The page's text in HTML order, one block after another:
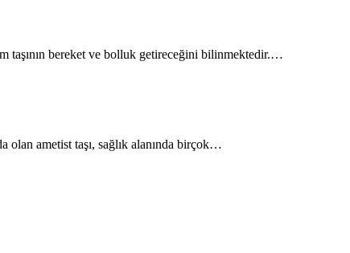
taşının bereket ve bolluk getireceğini bilinmektedir.…
olan ametist taşı, sağlık alanında birçok…